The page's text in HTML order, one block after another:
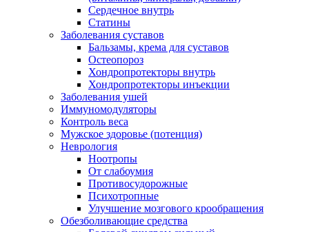
Сердечное внутрь
Статины
Заболевания суставов
Бальзамы, крема для суставов
Остеопороз
Хондропротекторы внутрь
Хондропротекторы инъекции
Заболевания ушей
Иммуномодуляторы
Контроль веса
Мужское здоровье (потенция)
Неврология
Ноотропы
От слабоумия
Противосудорожные
Психотропные
Улучшение мозгового крообращения
Обезболивающие средства